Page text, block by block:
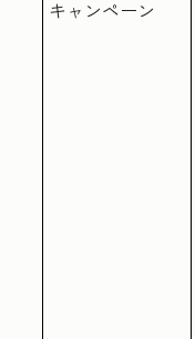
キャンペーン